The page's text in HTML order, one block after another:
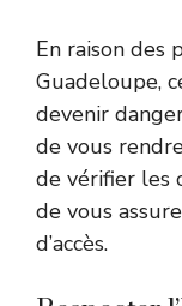
En raison des
Guadeloupe,
devenir
de vous
de vérifier les
de vous
d’accès.